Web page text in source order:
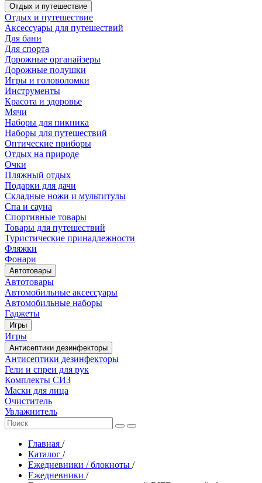
Отдых и путешествие
Отдых и путешествие
Аксессуары для путешествий
Для бани
Для спорта
Дорожные органайзеры
Дорожные подушки
Игры и головоломки
Инструменты
Красота и здоровье
Мячи
Наборы для пикника
Наборы для путешествий
Оптические приборы
Отдых на природе
Очки
Пляжный отдых
Подарки для дачи
Складные ножи и мультитулы
Спа и сауна
Спортивные товары
Товары для путешествий
Туристические принадлежности
Фляжки
Фонари
Автотовары
Автотовары
Автомобильные аксессуары
Автомобильные наборы
Гаджеты
Игры
Игры
Антисептики дезинфекторы
Антисептики дезинфекторы
Гели и спреи для рук
Комплекты СИЗ
Маски для лица
Очиститель
Увлажнитель
Главная /
Каталог /
Ежедневники / блокноты /
Ежедневники /